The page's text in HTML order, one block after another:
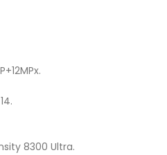
8300 Ultra.